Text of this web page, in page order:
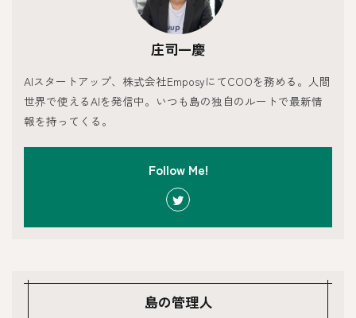
庄司一慶
AIスタートアップ、株式会社EmposyにてCOOを務める。人間
世界で使えるAIを発信中。いつも島の独自のルートで最新情
報を持ってくる。
Follow Me!
島の管理人